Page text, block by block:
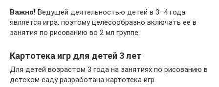
Важно! Ведущей деятельностью детей в 3–4 года
является игра, поэтому целесообразно включать ее в
занятия по рисованию во 2 мл группе.
Картотека игр для детей 3 лет
Для детей возрастом 3 года на занятиях по рисованию в
детском саду разработана картотека игр.